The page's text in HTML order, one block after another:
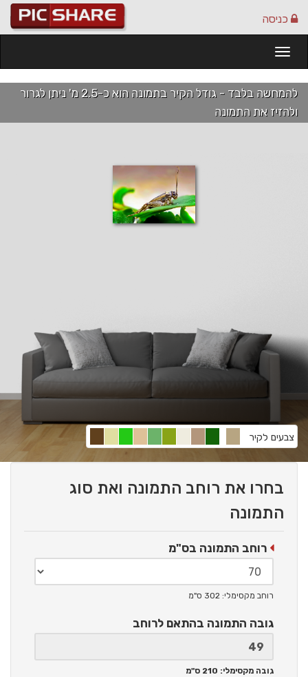
כניסה
להמחשה בלבד - גודל הקיר בתמונה הוא כ-2.5 מ' ניתן לגרור
ולהזיז את התמונה
צבעים לקיר
בחרו את רוחב התמונה ואת סוג
התמונה
רוחב התמונה בס"מ
רוחב מקסימלי: 302 ס"מ
גובה התמונה בהתאם לרוחב
גובה מקסימלי: 210 ס"מ